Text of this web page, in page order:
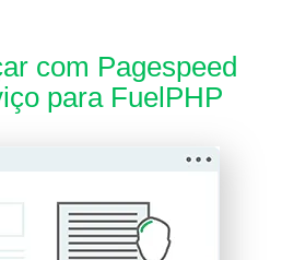
com Pagespeed
para FuelPHP